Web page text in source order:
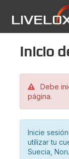
Inicio
Debe
página.
Inicie
utilizar tu
Suecia,